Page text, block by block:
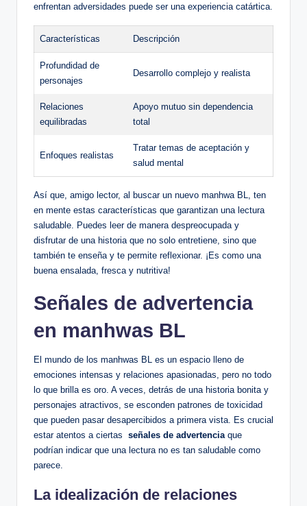
enfrentan⁣ adversidades puede ⁤ser una experiencia catártica.
Características Descripción
Profundidad⁢ de
personajes
Desarrollo complejo⁢ y ⁣realista
Relaciones
equilibradas
Apoyo mutuo⁣ sin dependencia
total
Enfoques realistas
Tratar temas de aceptación y
salud ‌mental
Así que, amigo lector, al buscar un nuevo manhwa BL, ten
en mente ‍estas características que garantizan una lectura
⁢saludable. Puedes leer de manera despreocupada y
disfrutar de una historia que no solo entretiene,⁣ sino que
⁢también te enseña y te permite reflexionar. ¡Es ⁤como una
buena ensalada, fresca y nutritiva!
Señales de advertencia
en manhwas ⁣BL
El ‌mundo ⁣de los manhwas BL es un espacio lleno de
emociones intensas y relaciones apasionadas, pero no todo
‌lo que brilla es oro. A veces, ⁤detrás⁢ de una historia bonita‌ y
personajes atractivos, se esconden patrones de ⁢toxicidad
que pueden pasar desapercibidos a primera‌ vista. Es crucial‌
estar atentos a ciertas ⁣ señales de advertencia que
podrían indicar que una lectura ⁣no es tan saludable como
parece.
La idealización de relaciones